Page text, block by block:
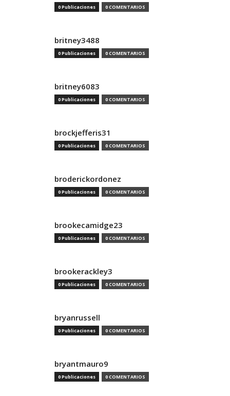
0 Publicaciones 0 COMENTARIOS
britney3488
0 Publicaciones 0 COMENTARIOS
britney6083
0 Publicaciones 0 COMENTARIOS
brockjefferis31
0 Publicaciones 0 COMENTARIOS
broderickordonez
0 Publicaciones 0 COMENTARIOS
brookecamidge23
0 Publicaciones 0 COMENTARIOS
brookerackley3
0 Publicaciones 0 COMENTARIOS
bryanrussell
0 Publicaciones 0 COMENTARIOS
bryantmauro9
0 Publicaciones 0 COMENTARIOS